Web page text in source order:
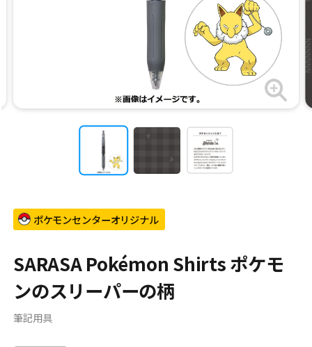
ポケモンセンターオリジナル
SARASA Pokémon Shirts ポケモ
ンのスリーパーの柄
筆記用具